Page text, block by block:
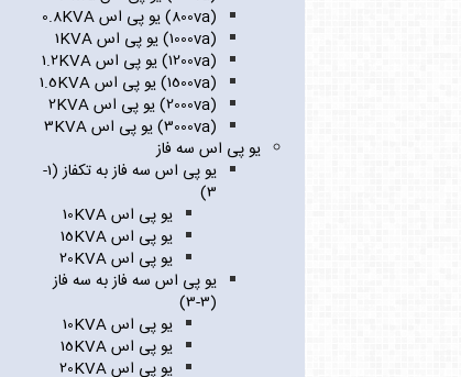
(800va) یو پی اس 0.8KVA
(1000va) یو پی اس 1KVA
(1200va) یو پی اس 1.2KVA
(1500va) یو پی اس 1.5KVA
(2000va) یو پی اس 2KVA
(3000va) یو پی اس 3KVA
یو پی اس سه فاز
یو پی اس سه فاز به تکفاز (1-
3)
یو پی اس 10KVA
یو پی اس 15KVA
یو پی اس 20KVA
یو پی اس سه فاز به سه فاز
(3-3)
یو پی اس 10KVA
یو پی اس 15KVA
یو پی اس 20KVA